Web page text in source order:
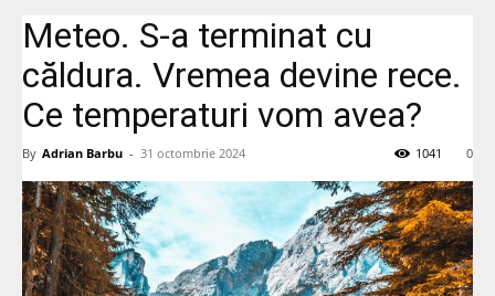
Meteo. S-a terminat cu
căldura. Vremea devine rece.
Ce temperaturi vom avea?
By Adrian Barbu - 31 octombrie 2024 0
1041